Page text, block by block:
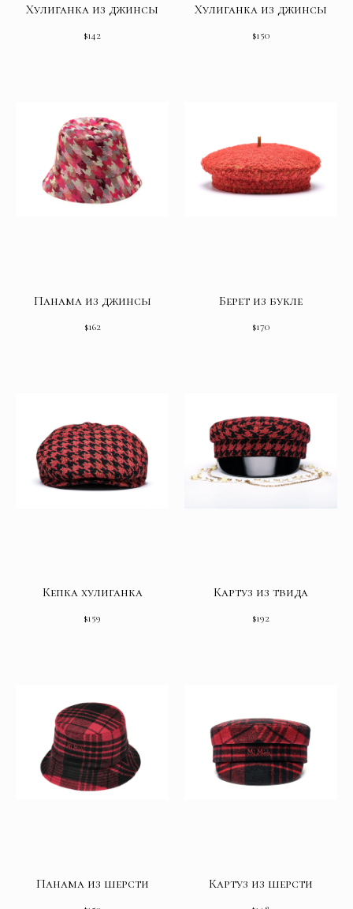
Хулиганка из джинсы
$142
Хулиганка из джинсы
$150
Панама из джинсы
$162
Берет из букле
$170
Кепка хулиганка
$159
Картуз из твида
$192
Панама из шерсти Картуз из шерсти